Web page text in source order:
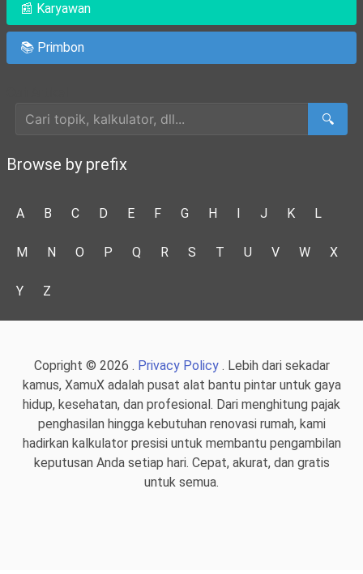
📰 Karyawan
📚 Primbon
🔍
Browse by prefix
A B C D E F G H I J K L
M N O P Q R S T U V W X
Y Z
Copright © 2026 . Privacy Policy. Lebih dari sekadar
kamus, XamuX adalah pusat alat bantu pintar untuk gaya
hidup, kesehatan, dan profesional. Dari menghitung pajak
penghasilan hingga kebutuhan renovasi rumah, kami
hadirkan kalkulator presisi untuk membantu pengambilan
keputusan Anda setiap hari. Cepat, akurat, dan gratis
untuk semua.